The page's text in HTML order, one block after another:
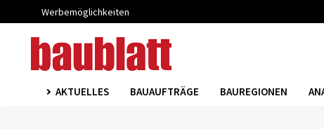
Werbemöglichkeiten
AKTUELLES BAUAUFTRÄGE BAUREGIONEN